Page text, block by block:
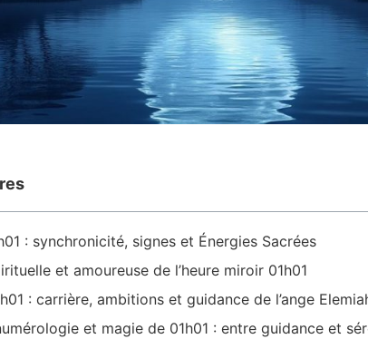
: synchronicité, signes et Énergies Sacrées
et amoureuse de l’heure miroir 01h01
: carrière, ambitions et guidance de l’ange
et magie de 01h01 : entre guidance et